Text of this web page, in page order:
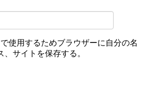
使用するためブラウザーに自分の名
サイトを保存する。